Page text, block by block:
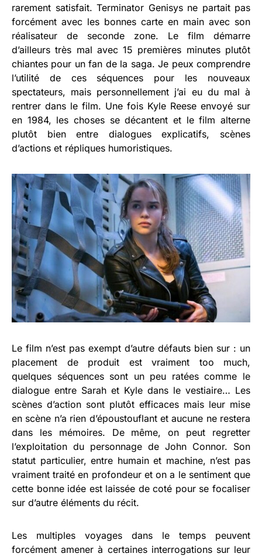
rarement satisfait. Terminator Genisys ne partait pas
forcément avec les bonnes carte en main avec son
réalisateur de seconde zone. Le film démarre
d’ailleurs très mal avec 15 premières minutes plutôt
chiantes pour un fan de la saga. Je peux comprendre
l’utilité de ces séquences pour les nouveaux
spectateurs, mais personnellement j’ai eu du mal à
rentrer dans le film. Une fois Kyle Reese envoyé sur
en 1984, les choses se décantent et le film alterne
plutôt bien entre dialogues explicatifs, scènes
d’actions et répliques humoristiques.
Le film n’est pas exempt d’autre défauts bien sur : un
placement de produit est vraiment too much,
quelques séquences sont un peu ratées comme le
dialogue entre Sarah et Kyle dans le vestiaire… Les
scènes d’action sont plutôt efficaces mais leur mise
en scène n’a rien d’époustouflant et aucune ne restera
dans les mémoires. De même, on peut regretter
l’exploitation du personnage de John Connor. Son
statut particulier, entre humain et machine, n’est pas
vraiment traité en profondeur et on a le sentiment que
cette bonne idée est laissée de coté pour se focaliser
sur d’autre éléments du récit.
Les multiples voyages dans le temps peuvent
forcément amener à certaines interrogations sur leur